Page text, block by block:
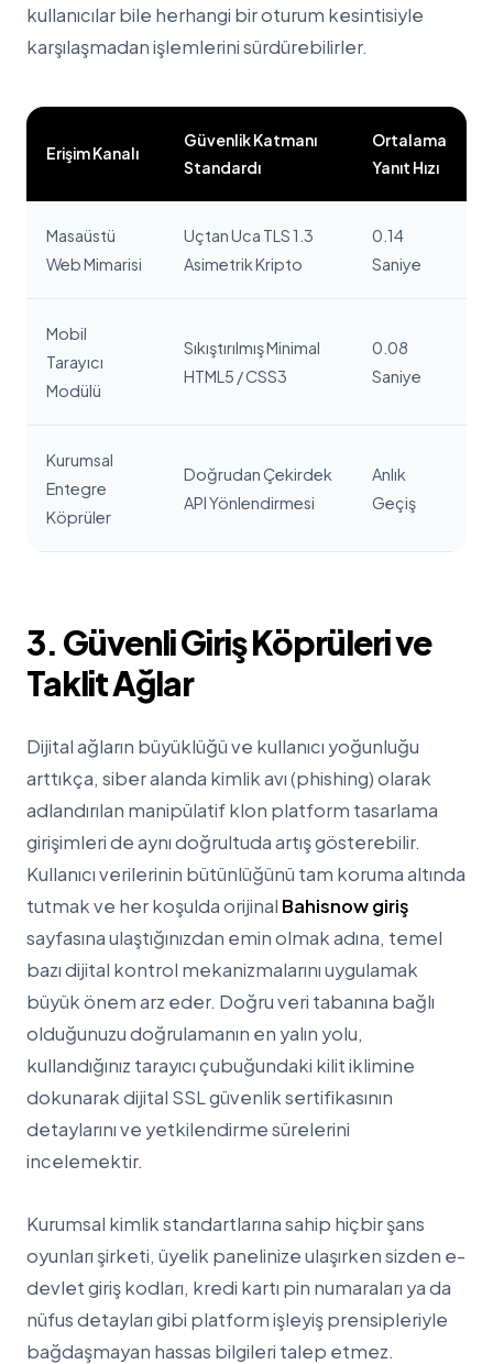
kullanıcılar bile herhangi bir oturum kesintisiyle
karşılaşmadan işlemlerini sürdürebilirler.
Erişim Kanalı
Güvenlik Katmanı
Standardı
Ortalama
Yanıt Hızı
Masaüstü
Web Mimarisi
Uçtan Uca TLS 1.3
Asimetrik Kripto
0.14
Saniye
Mobil
Tarayıcı
Modülü
Sıkıştırılmış Minimal
HTML5 / CSS3
0.08
Saniye
Kurumsal
Entegre
Köprüler
Doğrudan Çekirdek
API Yönlendirmesi
Anlık
Geçiş
3. Güvenli Giriş Köprüleri ve
Taklit Ağlar
Dijital ağların büyüklüğü ve kullanıcı yoğunluğu
arttıkça, siber alanda kimlik avı (phishing) olarak
adlandırılan manipülatif klon platform tasarlama
girişimleri de aynı doğrultuda artış gösterebilir.
Kullanıcı verilerinin bütünlüğünü tam koruma altında
tutmak ve her koşulda orijinal Bahisnow giriş
sayfasına ulaştığınızdan emin olmak adına, temel
bazı dijital kontrol mekanizmalarını uygulamak
büyük önem arz eder. Doğru veri tabanına bağlı
olduğunuzu doğrulamanın en yalın yolu,
kullandığınız tarayıcı çubuğundaki kilit iklimine
dokunarak dijital SSL güvenlik sertifikasının
detaylarını ve yetkilendirme sürelerini
incelemektir.
Kurumsal kimlik standartlarına sahip hiçbir şans
oyunları şirketi, üyelik panelinize ulaşırken sizden e-
devlet giriş kodları, kredi kartı pin numaraları ya da
nüfus detayları gibi platform işleyiş prensipleriyle
bağdaşmayan hassas bilgileri talep etmez.